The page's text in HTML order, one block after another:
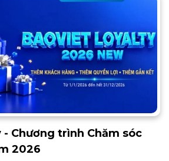
Chương trình Chăm sóc
2026